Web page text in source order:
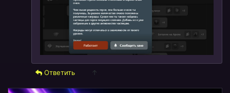
Ответить ↑